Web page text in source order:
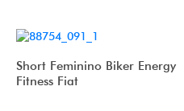
Short Feminino Biker Energy
Fitness Fiat